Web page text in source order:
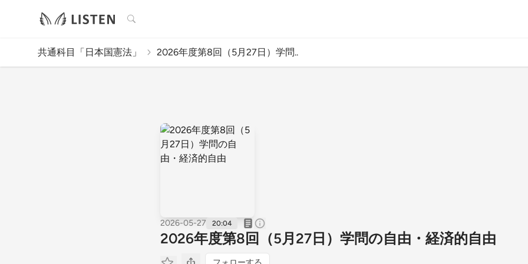
検索
共通科目「日本国憲法」 2026年度第8回（5月27日）学問..
2026-05-27 20:04
2026年度第8回（5月27日）学問の自由・経済的自由